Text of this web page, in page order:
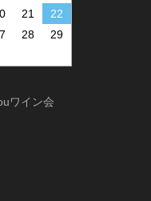
21
22
28
29
ワイン会